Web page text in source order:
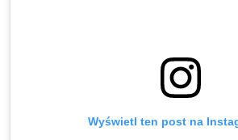
Wyświetl ten post na